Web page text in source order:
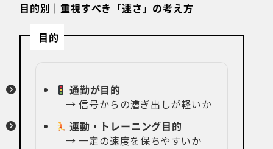
目的別｜重視すべき「速さ」の考え方
目的
通勤が目的
→ 信号からの漕ぎ出しが軽いか
運動・トレーニング目的
→ 一定の速度を保ちやすいか